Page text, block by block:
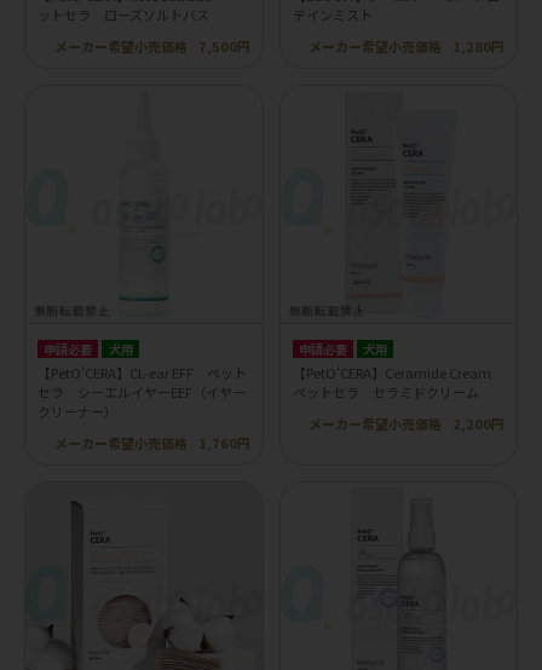
ットセラ ローズソルトバス
メーカー希望小売価格
7,500円
テインミスト
メーカー希望小売価格
1,280円
申請必要 犬用
【PetO'CERA】CL-ear EFF ペット
セラ シーエルイヤーEEF（イヤー
クリーナー）
メーカー希望小売価格
1,760円
申請必要 犬用
【PetO'CERA】Ceramide Cream
ペットセラ セラミドクリーム
メーカー希望小売価格
2,200円